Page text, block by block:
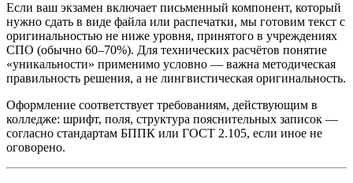
Если ваш экзамен включает письменный компонент, который
нужно сдать в виде файла или распечатки, мы готовим текст с
оригинальностью не ниже уровня, принятого в учреждениях
СПО (обычно 60–70%). Для технических расчётов понятие
«уникальности» применимо условно — важна методическая
правильность решения, а не лингвистическая оригинальность.
Оформление соответствует требованиям, действующим в
колледже: шрифт, поля, структура пояснительных записок —
согласно стандартам БППК или ГОСТ 2.105, если иное не
оговорено.